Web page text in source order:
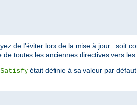
de l'éviter lors de la mise à jour : soit
toutes les anciennes directives vers les
Satisfy était définie à sa valeur par